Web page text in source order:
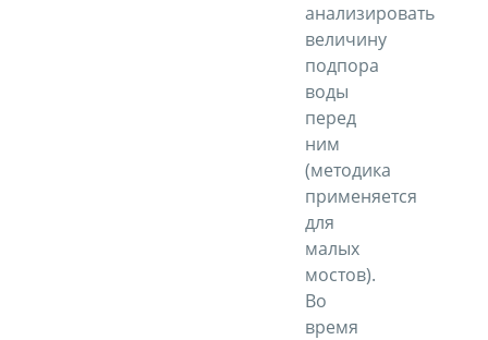
анализировать
величину
подпора
воды
перед
ним
(методика
применяется
для
малых
мостов).
Во
время